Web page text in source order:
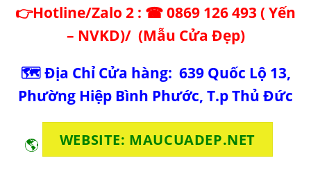
👉Hotline/Zalo 2 : ☎ 0869 126 493 ( Yến
– NVKD)/(Mẫu Cửa Đẹp)
🗺Địa Chỉ Cửa hàng: 639 Quốc Lộ 13,
Phường Hiệp Bình Phước, T.p Thủ Đức
🌎 WEBSITE: MAUCUADEP.NET